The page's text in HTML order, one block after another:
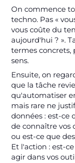
On commence
techno. Pas «
vous coûte du
aujourd'hui ? ».
termes concrets,
sens.
Ensuite, on
que la tâche
qu'automatiser
mais rare ne
données : est-ce
de connaître vos
ou est-ce que
Et l'action : est-
agir dans vos